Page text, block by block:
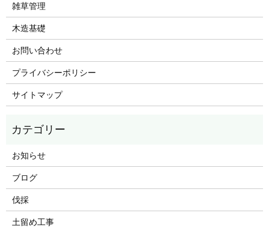
雑草管理
木造基礎
お問い合わせ
プライバシーポリシー
サイトマップ
お知らせ
ブログ
伐採
土留め工事